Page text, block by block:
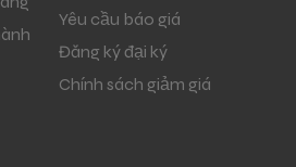
Yêu cầu báo giá
Đăng ký đại ký
Chính sách giảm giá